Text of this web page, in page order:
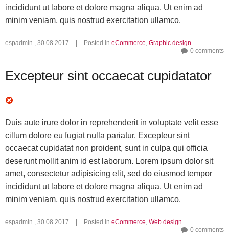
incididunt ut labore et dolore magna aliqua. Ut enim ad
minim veniam, quis nostrud exercitation ullamco.
espadmin 30.08.2017 | Posted in eCommerce Graphic design
0 comments
Excepteur sint occaecat cupidatator
Duis aute irure dolor in reprehenderit in voluptate velit esse
cillum dolore eu fugiat nulla pariatur. Excepteur sint
occaecat cupidatat non proident, sunt in culpa qui officia
deserunt mollit anim id est laborum. Lorem ipsum dolor sit
amet, consectetur adipisicing elit, sed do eiusmod tempor
incididunt ut labore et dolore magna aliqua. Ut enim ad
minim veniam, quis nostrud exercitation ullamco.
espadmin 30.08.2017 | Posted in eCommerce Web design
0 comments